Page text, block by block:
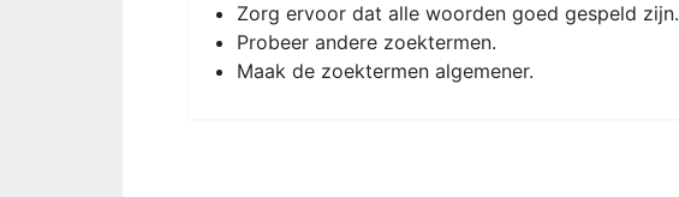
Zorg ervoor dat alle woorden goed gespeld zijn.
Probeer andere zoektermen.
Maak de zoektermen algemener.